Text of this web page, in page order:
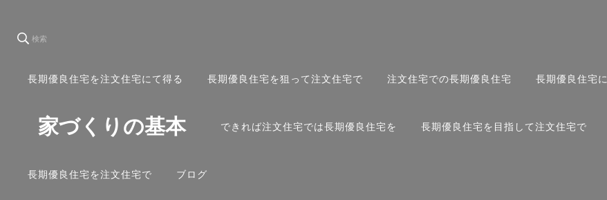
検索
長期優良住宅を注文住宅にて得る 長期優良住宅を狙って注文住宅で 注文住宅での長期優良住宅 長期優良住宅
家づくりの基本 できれば注文住宅では長期優良住宅を 長期優良住宅を目指して注文住宅で
長期優良住宅を注文住宅で ブログ